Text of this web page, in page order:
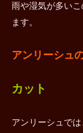
雨や湿気が多い
ます。
アンリーシュ
カット
アンリーシュで